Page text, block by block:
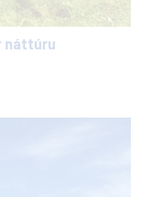
náttúru